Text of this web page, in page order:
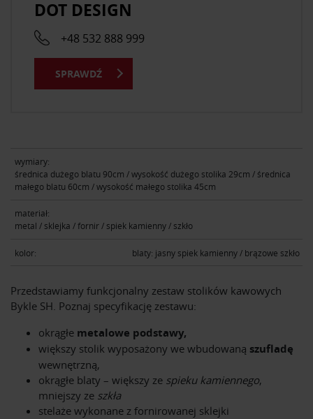
wymiary:
średnica dużego blatu 90cm / wysokość dużego stolika 29cm / średnica
małego blatu 60cm / wysokość małego stolika 45cm
materiał:
metal / sklejka / fornir / spiek kamienny / szkło
kolor: blaty: jasny spiek kamienny / brązowe szkło
Przedstawiamy funkcjonalny zestaw stolików kawowych
Bykle SH. Poznaj specyfikację zestawu:
okrągłe metalowe podstawy,
większy stolik wyposażony we wbudowaną szufladę
wewnętrzną,
okrągłe blaty – większy ze spieku kamiennego,
mniejszy ze szkła
stelaże wykonane z fornirowanej sklejki
DOT DESIGN
+48 532 888 999
SPRAWDŹ